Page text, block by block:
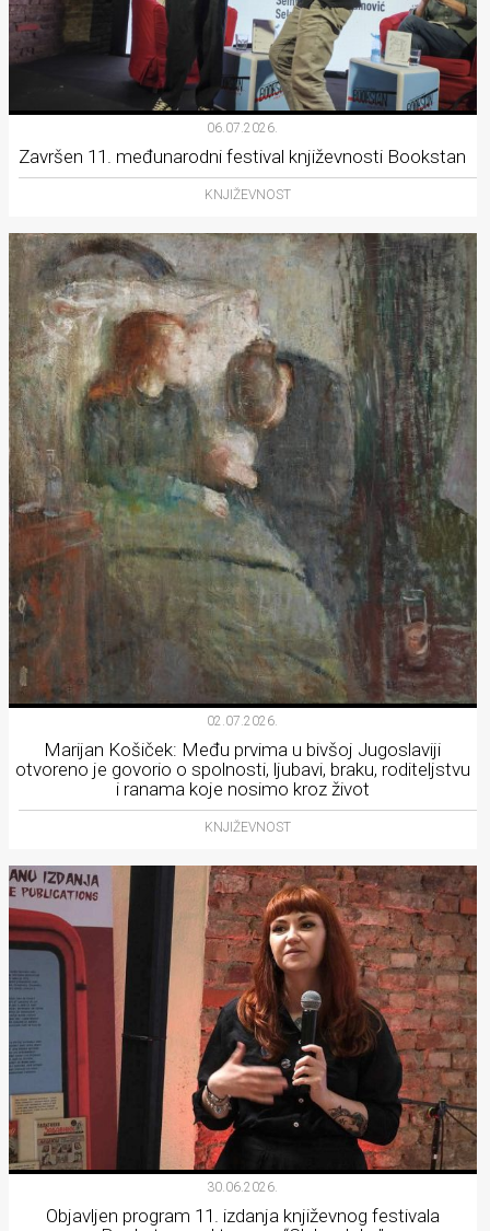
06.07.2026.
Završen 11. međunarodni festival književnosti Bookstan
KNJIŽEVNOST
02.07.2026.
Marijan Košiček: Među prvima u bivšoj Jugoslaviji
otvoreno je govorio o spolnosti, ljubavi, braku, roditeljstvu
i ranama koje nosimo kroz život
KNJIŽEVNOST
30.06.2026.
Objavljen program 11. izdanja književnog festivala